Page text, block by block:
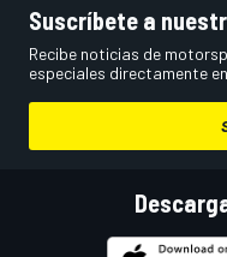
Suscríbete a
Recibe noticias de
especiales directamente